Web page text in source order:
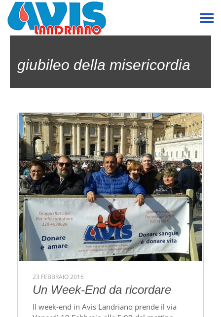
giubileo della misericordia
23 FEBBRAIO 2016
Un Week-End da ricordare
Il week-end in Avis Landriano prende il via